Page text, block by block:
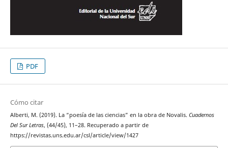
PDF
Cómo citar
Alberti, M. (2019). La “poesía de las ciencias” en la obra de Novalis. Cuadernos
Del Sur Letras, (44/45), 11–28. Recuperado a partir de
https://revistas.uns.edu.ar/csl/article/view/1427